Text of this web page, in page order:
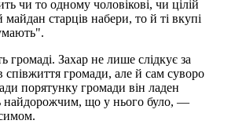
чи то одному чоловікові, чи цілій
майдан старців набери, то й ті вкупі
громаді. Захар не лише слідкує за
співжиття громади, але й сам суворо
порятунку громади він ладен
найдорожчим, що у нього було, —